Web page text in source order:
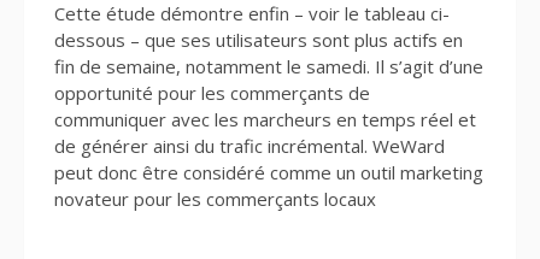
Cette étude démontre enfin – voir le tableau ci-
dessous – que ses utilisateurs sont plus actifs en
fin de semaine, notamment le samedi. Il s’agit d’une
opportunité pour les commerçants de
communiquer avec les marcheurs en temps réel et
de générer ainsi du trafic incrémental. WeWard
peut donc être considéré comme un outil marketing
novateur pour les commerçants locaux